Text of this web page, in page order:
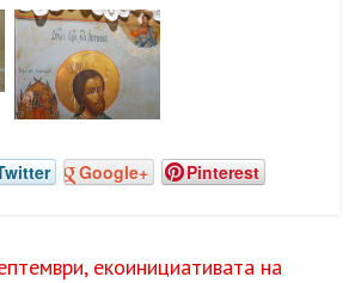
Google+ Pinterest
екоинициативата на